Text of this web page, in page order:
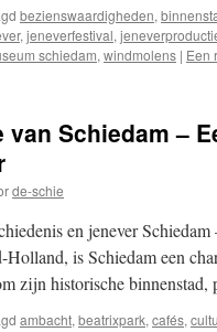
bezienswaardigheden,
, jeneverfestival,
schiedam, windmolens | Een
van Schiedam –
de-schie
en jenever
is Schiedam een
zijn historische
ambacht, beatrixpark, cafés,